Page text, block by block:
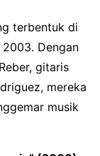
terbentuk di
Dengan
gitaris
mereka
musik